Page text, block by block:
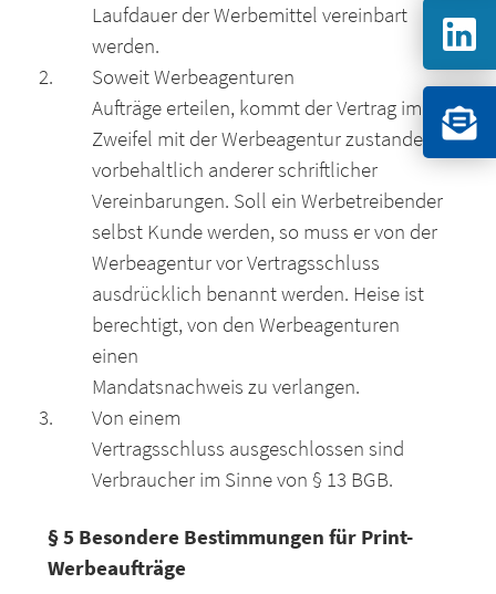
Laufdauer der Werbemittel vereinbart
werden.
Soweit Werbeagenturen
Aufträge erteilen, kommt der Vertrag im
Zweifel mit der Werbeagentur zustande,
vorbehaltlich anderer schriftlicher
Vereinbarungen. Soll ein Werbetreibender
selbst Kunde werden, so muss er von der
Werbeagentur vor Vertragsschluss
ausdrücklich benannt werden. Heise ist
berechtigt, von den Werbeagenturen
einen
Mandatsnachweis zu verlangen.
Von einem
Vertragsschluss ausgeschlossen sind
Verbraucher im Sinne von § 13 BGB.
§ 5 Besondere Bestimmungen für Print-
Werbeaufträge